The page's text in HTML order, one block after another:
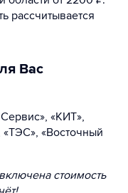
рассчитывается
Вас
«КИТ»,
«Восточный
стоимость